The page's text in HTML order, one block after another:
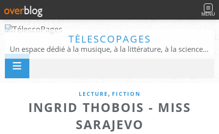
MENU
TÉLESCOPAGES
Un espace dédié à la musique, à la littérature, à la science, à la conscience, et au-delà
LECTURE , FICTION
INGRID THOBOIS - MISS
SARAJEVO